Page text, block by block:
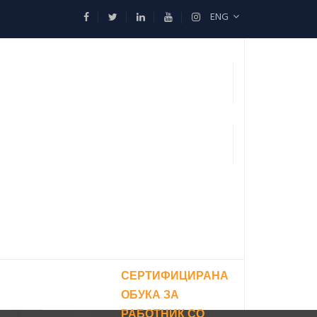
ENG
СЕРТИФИЦИРАНА
ОБУКА ЗА